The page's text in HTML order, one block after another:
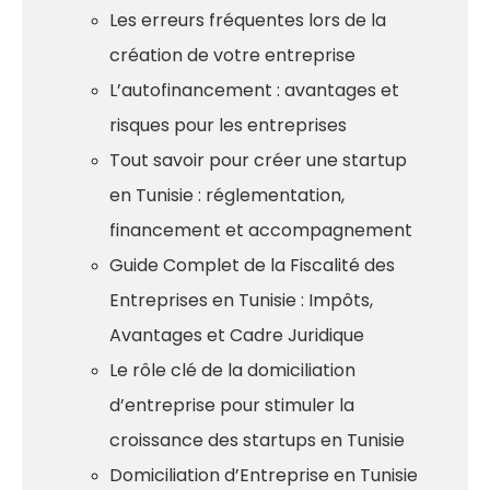
Les erreurs fréquentes lors de la
création de votre entreprise
L’autofinancement : avantages et
risques pour les entreprises
Tout savoir pour créer une startup
en Tunisie : réglementation,
financement et accompagnement
Guide Complet de la Fiscalité des
Entreprises en Tunisie : Impôts,
Avantages et Cadre Juridique
Le rôle clé de la domiciliation
d’entreprise pour stimuler la
croissance des startups en Tunisie
Domiciliation d’Entreprise en Tunisie